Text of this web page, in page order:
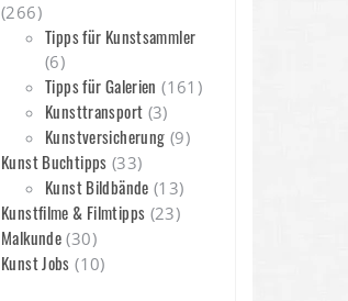
(266)
Tipps für Kunstsammler
(6)
Tipps für Galerien (161)
Kunsttransport (3)
Kunstversicherung (9)
Kunst Buchtipps (33)
Kunst Bildbände (13)
Kunstfilme & Filmtipps (23)
Malkunde (30)
Kunst Jobs (10)